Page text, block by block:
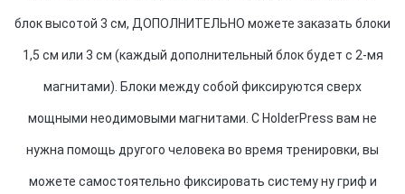
блок высотой 3 см, ДОПОЛНИТЕЛЬНО можете заказать блоки
1,5 см или 3 см (каждый дополнительный блок будет с 2-мя
магнитами). Блоки между собой фиксируются сверх
мощными неодимовыми магнитами. С HolderPress вам не
нужна помощь другого человека во время тренировки, вы
можете самостоятельно фиксировать систему ну гриф и